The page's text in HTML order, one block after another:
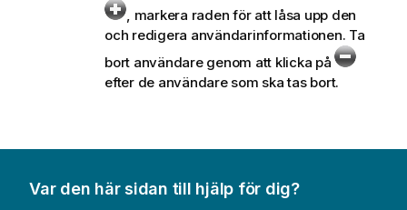
, markera raden för att låsa upp den
och redigera användarinformationen. Ta
bort användare genom att klicka på
efter de användare som ska tas bort.
Var den här sidan till hjälp för dig?